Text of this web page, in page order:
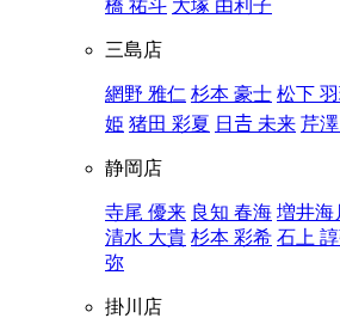
橋 祐斗 大塚 由利子
三島店
網野 雅仁 杉本 豪士 松下
姫 猪田 彩夏 日𠮷 未来 芹
静岡店
寺尾 優来 良知 春海 増井海
清水 大貴 杉本 彩希 石上
弥
掛川店